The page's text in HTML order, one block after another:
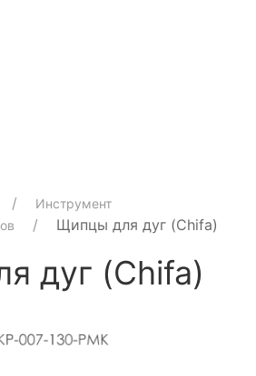
Инструмент
Щипцы для дуг (Chifa)
дуг (Chifa)